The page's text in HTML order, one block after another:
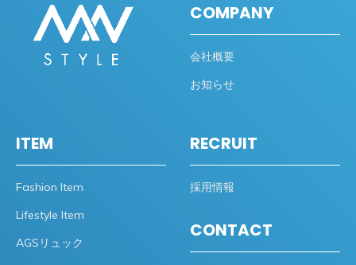
COMPANY
会社概要
お知らせ
ITEM
Fashion Item
Lifestyle Item
AGSリュック
RECRUIT
採用情報
CONTACT